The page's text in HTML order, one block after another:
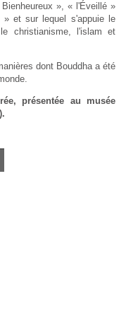
», « l'Éveillé »
et sur lequel s'appuie le
christianisme, l'islam et
dont Bouddha a été
présentée au musée